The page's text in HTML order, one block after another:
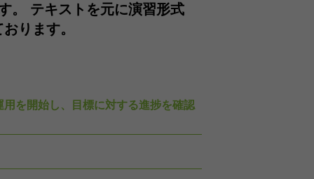
。 テキストを元に演習形式
ります。
を開始し、目標に対する進捗を確認